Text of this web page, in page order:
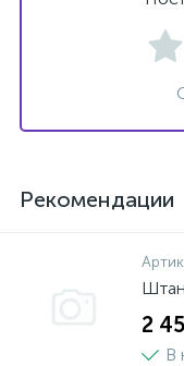
Рекомендации
2
В